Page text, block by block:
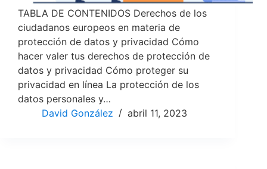
TABLA DE CONTENIDOS Derechos de los
ciudadanos europeos en materia de
protección de datos y privacidad Cómo
hacer valer tus derechos de protección de
datos y privacidad Cómo proteger su
privacidad en línea La protección de los
datos personales y…
David González
abril 11, 2023